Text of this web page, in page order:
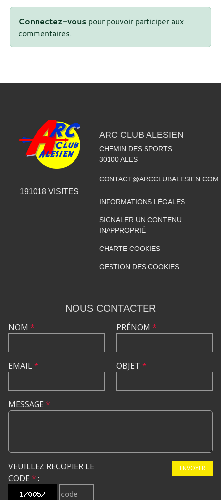
Connectez-vous pour pouvoir participer aux
commentaires.
191018 VISITES
ARC CLUB ALESIEN
CHEMIN DES SPORTS
30100 ALES
CONTACT@ARCCLUBALESIEN.COM
INFORMATIONS LÉGALES
SIGNALER UN CONTENU
INAPPROPRIÉ
CHARTE COOKIES
GESTION DES COOKIES
NOUS CONTACTER
NOM *
EMAIL*
PRÉNOM *
OBJET *
MESSAGE *
VEUILLEZ RECOPIER LE
CODE * :
ENVOYER